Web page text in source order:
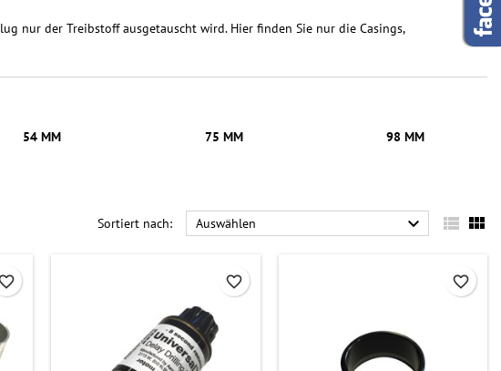
nur der Treibstoff ausgetauscht wird. Hier finden Sie nur die Casings,
54 MM 75 MM 98 MM
Sortiert nach: Auswählen   
favorite_border favorite_border